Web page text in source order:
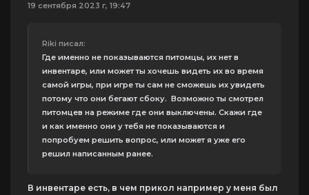
19 сентября 2023 г, 19:47
Riki писал:
Где именно не показываются питомцы, их нет в
инвентаре, или может ты хочешь видеть их во время
самой игры, при игре ты сам не сможешь их увидеть
потому что они бегают сбоку. Возможно ты смотрел
питомцев на режиме где они выключены. Скажи где
и как именно они у тебя не показываются и
попробуем решить вопрос, или может я уже его
решил написанным ранее.
В инвентаре есть, в чем прикол например у меня был